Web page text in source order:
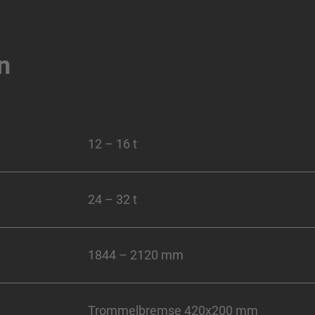
12 – 16 t
24 – 32 t
1844 – 2120 mm
Trommelbremse 420x200 mm